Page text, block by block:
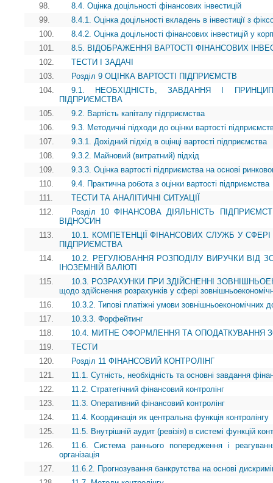
98.
8.4. Оцінка доцільності фінансових інвестицій
99.
8.4.1. Оцінка доцільності вкладень в інвестиції з
100.
8.4.2. Оцінка доцільності фінансових інвестицій у
101.
8.5. ВІДОБРАЖЕННЯ ВАРТОСТІ ФІНАНСОВИХ
102.
ТЕСТИ І ЗАДАЧІ
103.
Розділ 9 ОЦІНКА ВАРТОСТІ ПІДПРИЄМСТВ
104.
9.1. НЕОБХІДНІСТЬ, ЗАВДАННЯ І
ПІДПРИЄМСТВА
105.
9.2. Вартість капіталу підприємства
106.
9.3. Методичні підходи до оцінки вартості
107.
9.3.1. Дохідний підхід в оцінці вартості підприємства
108.
9.3.2. Майновий (витратний) підхід
109.
9.3.3. Оцінка вартості підприємства на основі
110.
9.4. Практична робота з оцінки вартості підприємства
111.
ТЕСТИ ТА АНАЛІТИЧНІ СИТУАЦІЇ
112.
Розділ 10 ФІНАНСОВА ДІЯЛЬНІСТЬ
ВІДНОСИН
113.
10.1. КОМПЕТЕНЦІЇ ФІНАНСОВИХ СЛУЖБ У
ПІДПРИЄМСТВА
114.
10.2. РЕГУЛЮВАННЯ РОЗПОДІЛУ ВИРУЧКИ ВІД
ІНОЗЕМНІЙ ВАЛЮТІ
115.
10.3. РОЗРАХУНКИ ПРИ ЗДІЙСНЕННІ
щодо здійснення розрахунків у сфері
116.
10.3.2. Типові платіжні умови зовнішньоекономічних
117.
10.3.3. Форфейтинг
118.
10.4. МИТНЕ ОФОРМЛЕННЯ ТА ОПОДАТКУВАННЯ
119.
ТЕСТИ
120.
Розділ 11 ФІНАНСОВИЙ КОНТРОЛІНГ
121.
11.1. Сутність, необхідність та основні завдання
122.
11.2. Стратегічний фінансовий контролінг
123.
11.3. Оперативний фінансовий контролінг
124.
11.4. Координація як центральна функція контролінгу
125.
11.5. Внутрішній аудит (ревізія) в системі функцій
126.
11.6. Система раннього попередження і
організація
127.
11.6.2. Прогнозування банкрутства на основі